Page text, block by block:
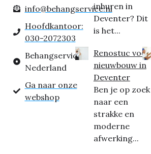
info@behangservice.nl
Hoofdkantoor:
030-2072303
Behangservice
Nederland
Ga naar onze
webshop
inhuren in
Deventer? Dit
is het...
Renostuc voor
nieuwbouw in
Deventer
Ben je op zoek
naar een
strakke en
moderne
afwerking...